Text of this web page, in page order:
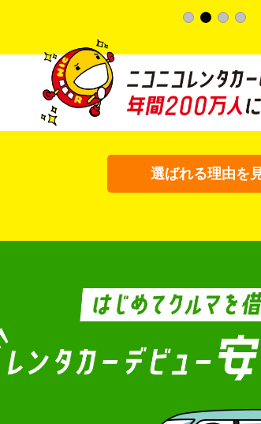
選ばれる理由を